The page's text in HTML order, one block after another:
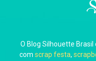
Carol
O Blog Silhouette
com scrap festa,